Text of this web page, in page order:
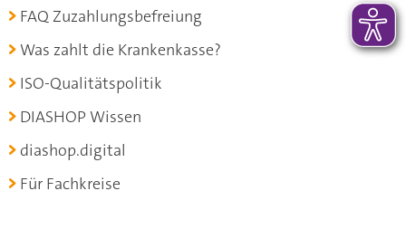
FAQ Zuzahlungsbefreiung
Was zahlt die Krankenkasse?
ISO-Qualitätspolitik
DIASHOP Wissen
diashop.digital
Für Fachkreise